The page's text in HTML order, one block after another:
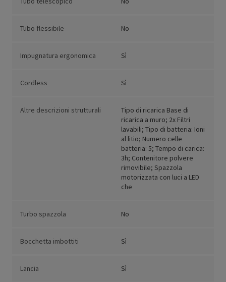
Tubo flessibile No
Impugnatura ergonomica Sì
Cordless Sì
Altre descrizioni strutturali
Tipo di ricarica Base di
ricarica a muro; 2x Filtri
lavabili; Tipo di batteria: Ioni
al litio; Numero celle
batteria: 5; Tempo di carica:
3h; Contenitore polvere
rimovibile; Spazzola
motorizzata con luci a LED
che
Turbo spazzola No
Bocchetta imbottiti Sì
Lancia Sì